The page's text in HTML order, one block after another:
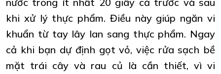
khi xử lý thực phẩm. Điều này giúp ngăn vi
khuẩn từ tay lây lan sang thực phẩm. Ngay
cả khi bạn dự định gọt vỏ, việc rửa sạch bề
mặt trái cây và rau củ là cần thiết, vì vi